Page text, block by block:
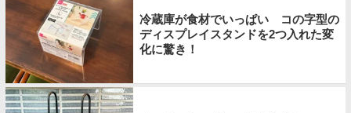
冷蔵庫が食材でいっぱい コの字型の
ディスプレイスタンドを2つ入れた変
化に驚き！